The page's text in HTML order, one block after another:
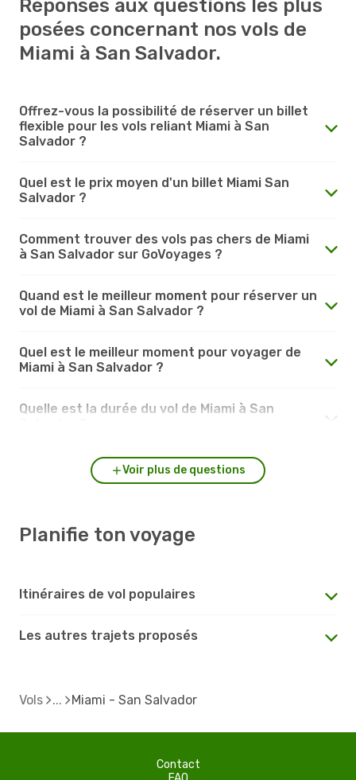
Réponses aux questions les plus
posées concernant nos vols de
Miami à San Salvador.
Offrez-vous la possibilité de réserver un billet
flexible pour les vols reliant Miami à San
Salvador ?
Quel est le prix moyen d'un billet Miami San
Salvador ?
Comment trouver des vols pas chers de Miami
à San Salvador sur GoVoyages ?
Quand est le meilleur moment pour réserver un
vol de Miami à San Salvador ?
Quel est le meilleur moment pour voyager de
Miami à San Salvador ?
Quelle est la durée du vol de Miami à San
Voir plus de questions
Planifie ton voyage
Itinéraires de vol populaires
Les autres trajets proposés
Vols Miami - San Salvador
Contact